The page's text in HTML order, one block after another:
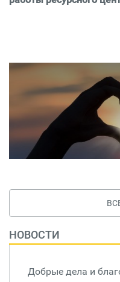
НОВОСТИ
Добрые дела и